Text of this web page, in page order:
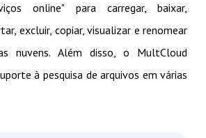
online" para carregar, baixar,
excluir, copiar, visualizar e renomear
nuvens. Além disso, o MultCloud
à pesquisa de arquivos em várias